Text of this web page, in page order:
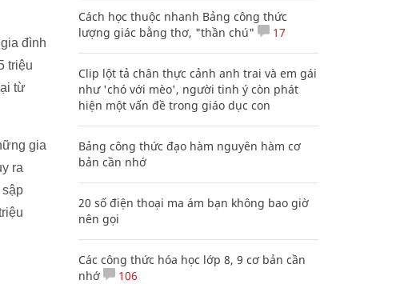
đình
triệu
từ
gia
ra
sập
Cách học thuộc nhanh Bảng công thức
lượng giác bằng thơ, "thần chú"
17
Clip lột tả chân thực cảnh anh trai và em gái
như 'chó với mèo', người tinh ý còn phát
hiện một vấn đề trong giáo dục con
Bảng công thức đạo hàm nguyên hàm cơ
bản cần nhớ
20 số điện thoại ma ám bạn không bao giờ
nên gọi
Các công thức hóa học lớp 8, 9 cơ bản cần
nhớ
106